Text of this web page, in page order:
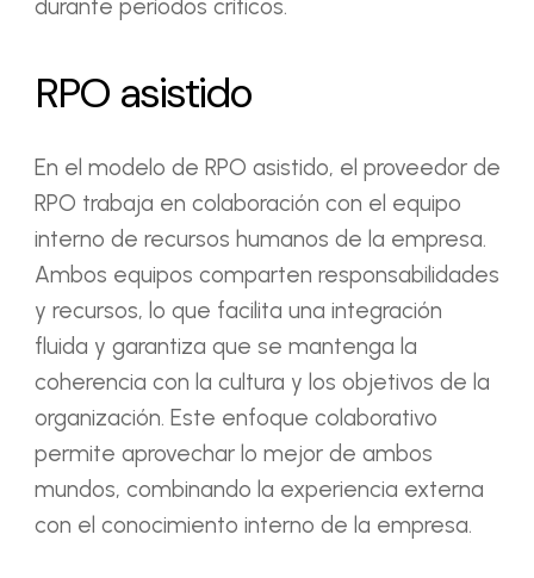
durante períodos críticos.
RPO asistido
En el modelo de RPO asistido, el proveedor de
RPO trabaja en colaboración con el equipo
interno de recursos humanos de la empresa.
Ambos equipos comparten responsabilidades
y recursos, lo que facilita una integración
fluida y garantiza que se mantenga la
coherencia con la cultura y los objetivos de la
organización. Este enfoque colaborativo
permite aprovechar lo mejor de ambos
mundos, combinando la experiencia externa
con el conocimiento interno de la empresa.